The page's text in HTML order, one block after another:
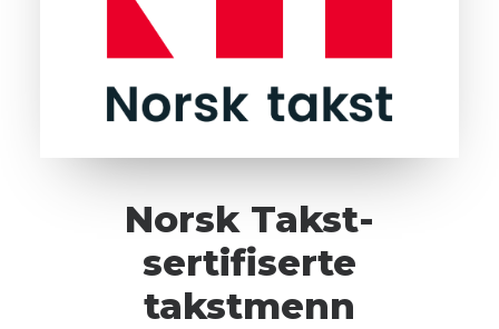
Norsk Takst-
sertifiserte
takstmenn